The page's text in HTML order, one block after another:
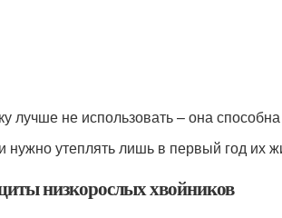
лучше не использовать – она
утеплять лишь в первый год их
низкорослых хвойников